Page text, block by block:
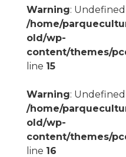
Warning:
/home/
old/wp-
content/themes/
line 15
Warning:
/home/
old/wp-
content/themes/
line 16